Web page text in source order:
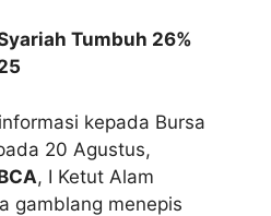
Tumbuh 26%
kepada Bursa
20 Agustus,
, I Ketut Alam
gamblang menepis